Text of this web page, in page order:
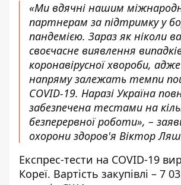
«Ми вдячні нашим
партнерам за підтримку у
пандемією. Зараз як ніколи
своєчасне виявлення
коронавірусної хвороби,
напряму залежать темпи
COVID-19. Наразі Україна
забезпечена тестами на
безперервної роботи», –
охорони здоров'я Віктор
Експрес-тести на COVID-19
Кореї. Вартість закупівлі – 7